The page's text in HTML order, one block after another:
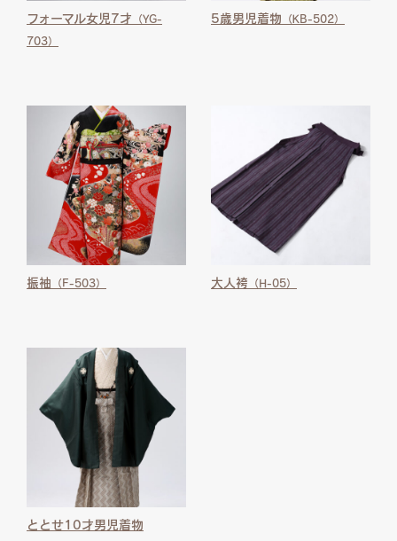
フォーマル女児7才 （YG-
703）
5歳男児着物 （KB-502）
振袖 （F-503） 大人袴 （H-05）
ととせ10才男児着物